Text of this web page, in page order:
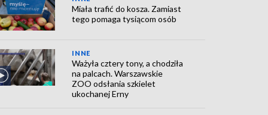
Miała trafić do kosza. Zamiast
tego pomaga tysiącom osób
INNE
Ważyła cztery tony, a chodziła
na palcach. Warszawskie
ZOO odsłania szkielet
ukochanej Erny